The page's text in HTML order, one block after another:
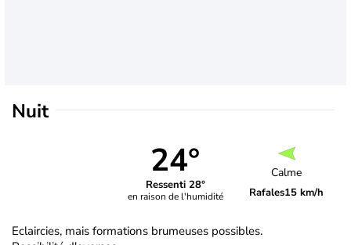
Nuit
24°
Ressenti 28°
en raison de l'humidité
Calme
Rafales15 km/h
Eclaircies, mais formations brumeuses possibles.